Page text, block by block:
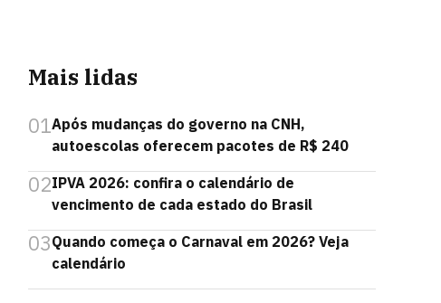
Mais lidas
01Após mudanças do governo na CNH,
autoescolas oferecem pacotes de R$ 240
02IPVA 2026: confira o calendário de
vencimento de cada estado do Brasil
03Quando começa o Carnaval em 2026? Veja
calendário